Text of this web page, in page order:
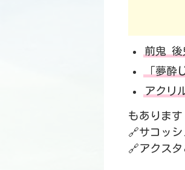
前鬼 後
「夢酔
アクリ
もあります
🔗サコッシ
🔗アクスタ